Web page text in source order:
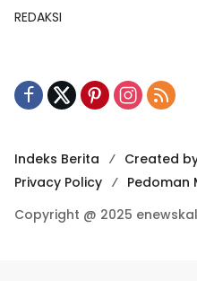
REDAKSI
Indeks Berita Created
Privacy Policy
Pedoman
Copyright @ 2025